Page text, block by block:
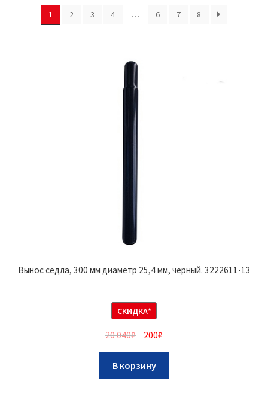
1 2 3 4 … 6 7 8
Вынос седла, 300 мм диаметр 25,4 мм, черный. 3222611-13
СКИДКА*
20 040₽ 200₽
В корзину